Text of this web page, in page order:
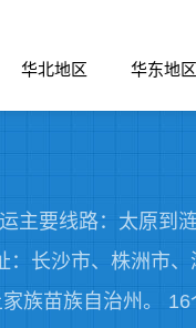
华北地区 华东地区
主要线路：太原到
长沙市、株洲市
族苗族自治州。